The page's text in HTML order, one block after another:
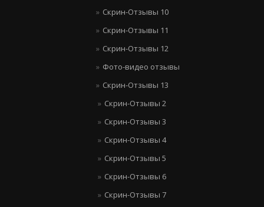
Скрин-Отзывы 10
Скрин-Отзывы 11
Скрин-Отзывы 12
Фото-видео отзывы
Скрин-Отзывы 13
Скрин-Отзывы 2
Скрин-Отзывы 3
Скрин-Отзывы 4
Скрин-Отзывы 5
Скрин-Отзывы 6
Скрин-Отзывы 7